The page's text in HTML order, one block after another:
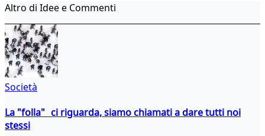
Altro di Idee e Commenti
Società
La "folla" ci riguarda, siamo chiamati a dare tutti noi
stessi